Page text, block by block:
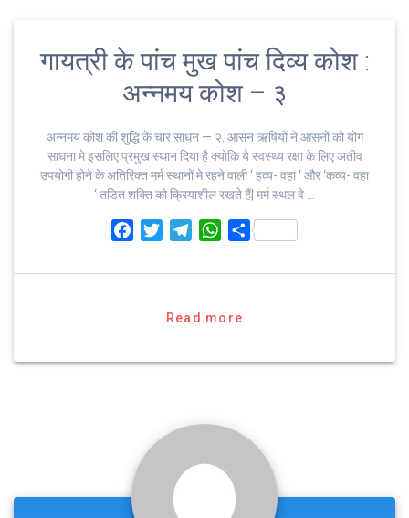
गायत्री के पांच मुख पांच दिव्य कोश :
अन्नमय कोश – ३
अन्नमय कोश की शुद्धि के चार साधन — २. आसन ऋषियों ने आसनों को योग
साधना मे इसलिए प्रमुख स्थान दिया है क्योकि ये स्वस्थ्य रक्षा के लिए अतीव
उपयोगी होने के अतिरिक्त मर्म स्थानों मे रहने वाली ‘ हव्य- वहा ‘ और ‘कव्य- वहा
‘ तडित शक्ति को क्रियाशील रखते हैं| मर्म स्थल वे …
c
o
i
r
l
g
a
W
a
s
p
S
a
Read more